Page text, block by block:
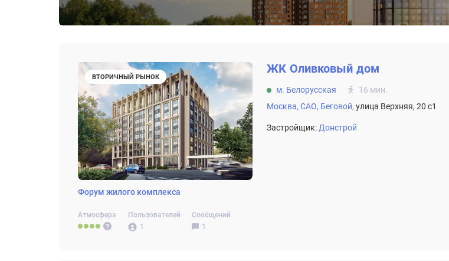
ВТОРИЧНЫЙ РЫНОК
Форум жилого комплекса
Атмосфера
Пользователей
1
Сообщений
1
ЖК Оливковый дом
м. Белорусская
16 мин.
Москва, САО, Беговой, улица Верхняя, 20 c1
Застройщик:Донстрой